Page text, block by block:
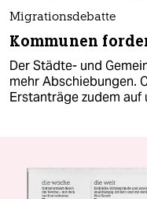
Migrationsdebatte
Kommunen
Der Städte- und
mehr Abschiebungen.
Erstanträge zudem auf